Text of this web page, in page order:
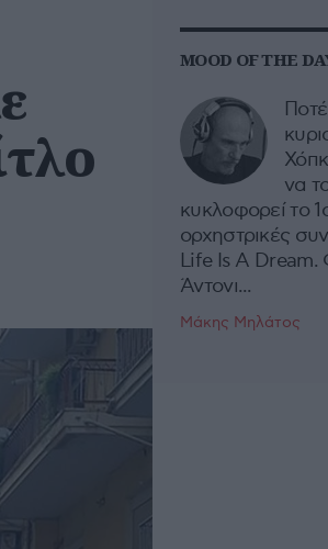
MOOD OF THE
να
κυκλοφορεί το
ορχηστρικές
Life Is A Dream.
Άντονι...
Μάκης Μηλάτος